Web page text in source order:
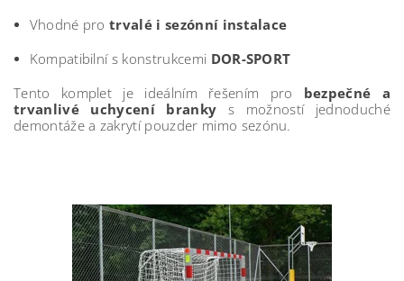
Vhodné protrvalé i sezónní instalace
Kompatibilní s konstrukcemi DOR-SPORT
Tento komplet je ideálním řešením pro bezpečné a
trvanlivé uchycení branky s možností jednoduché
demontáže a zakrytí pouzder mimo sezónu.